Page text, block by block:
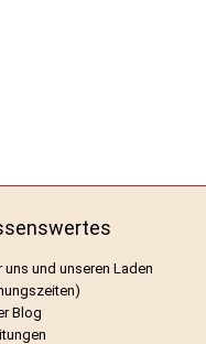
uns und unseren Laden
Blog